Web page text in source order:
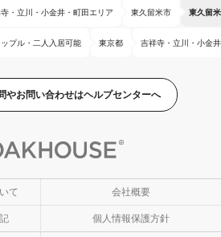
・立川・小金井・町田エリア 東久留米市 東久留
ップル・二人入居可能 東京都 吉祥寺・立川・小金
やお問い合わせはヘルプセンターへ
て 会社概要
個人情報保護方針